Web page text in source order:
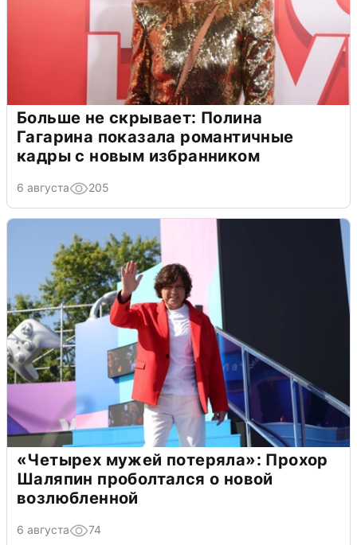
Больше не скрывает: Полина
Гагарина показала романтичные
кадры с новым избранником
6 августа 205
«Четырех мужей потеряла»: Прохор
Шаляпин проболтался о новой
возлюбленной
6 августа 74